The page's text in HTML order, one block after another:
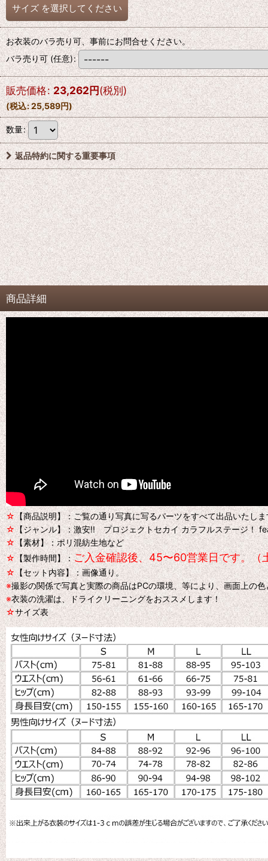
サイズ を選択してください
お衣装のバラ売り可、事前にお問合せください。
バラ売り可(任意):
販売価格: 23,262円(税別)
(税込:25,589円)
数量:
返品特約に関する重要事項
商品詳細
☆【商品説明】：ご覧の通り写真に写るパーツをすべて出品いたし
☆【ジャンル】：激安!! プロジェクトセカイ カラフルステージ
☆【素材】：ポリ混紡生地など
☆【製作時間】：ご入金確認後、45〜60営業日です。（
☆【セット内容】：画像通り。
※撮影の関係で写真と実際の商品はPCの環境、等により、画面上の
※衣装の洗濯は、ドライクリーニングをおススメします！
☆サイズ表